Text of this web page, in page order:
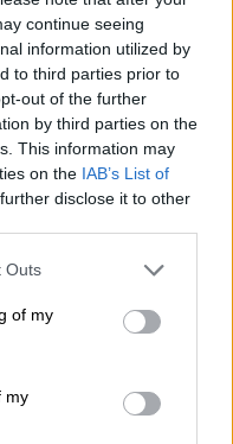
continue seeing
information utilized by
to third parties prior to
out of the further
by third parties on the
This information may
on the IAB’s List of
disclose it to other
one or more Google
You may click to
its third-party tags to
in below Google
Outs
of my
my
από σύμπτωση.
πάχνη.
άλλος, έβγαλα τα
πως το
με τα αλουμίνια
ερχόταν έπεσε
τρακάρειτα
βγει όλοι οι